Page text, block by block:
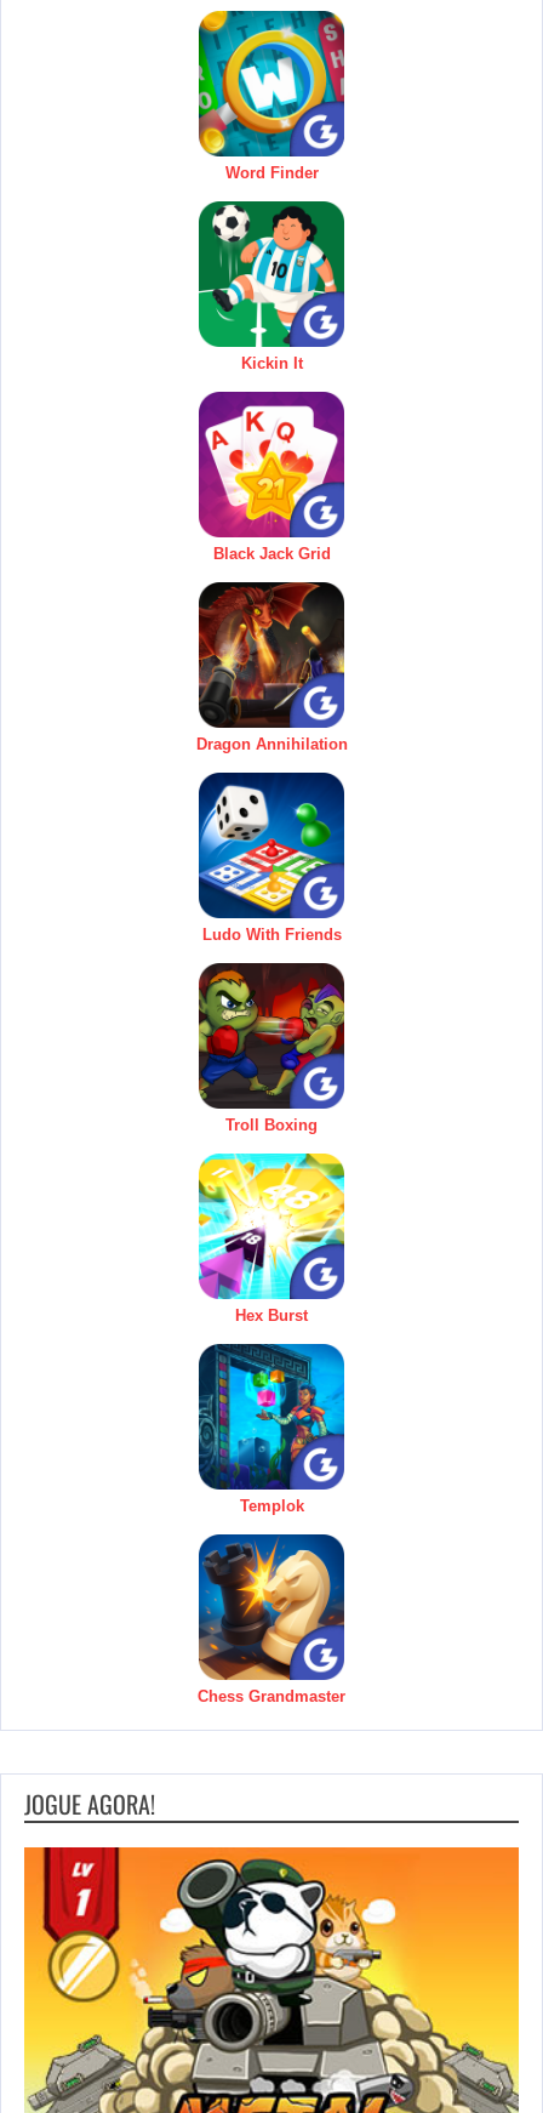
Word Finder
Kickin It
Black Jack Grid
Dragon Annihilation
Ludo With Friends
Troll Boxing
Hex Burst
Templok
Chess Grandmaster
JOGUE AGORA!